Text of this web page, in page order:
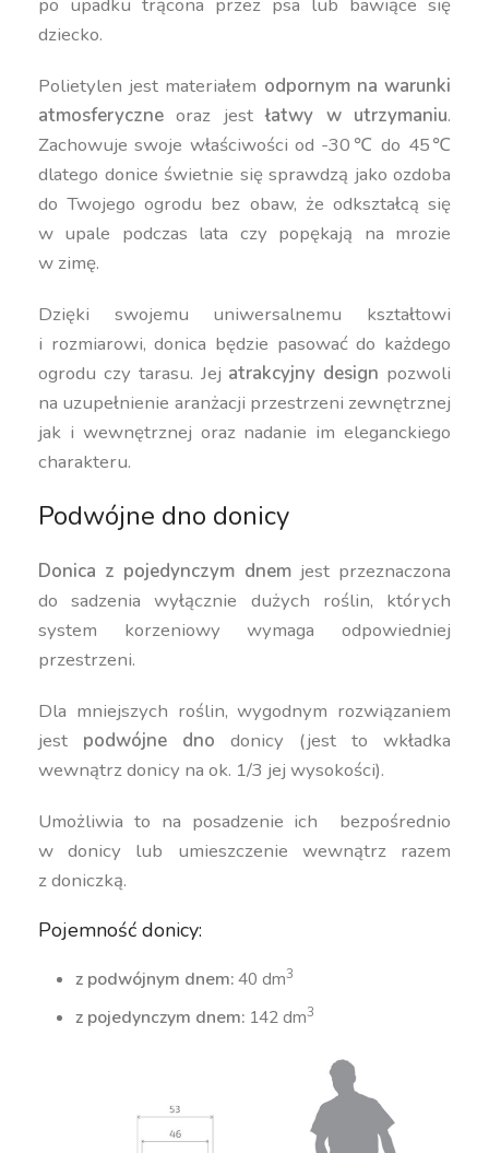
dziecko.
Polietylen jest materiałem odpornym na warunki
atmosferyczne oraz jestłatwy w utrzymaniu.
Zachowuje swoje właściwości od -30℃ do 45℃
dlatego donice świetnie się sprawdzą jako ozdoba
do Twojego ogrodu bez obaw, że odkształcą się
w upale podczas lata czy popękają na mrozie
w zimę.
Dzięki swojemu uniwersalnemu kształtowi
i rozmiarowi, donica będzie pasować do każdego
ogrodu czy tarasu. Jej atrakcyjny design pozwoli
na uzupełnienie aranżacji przestrzeni zewnętrznej
jak i wewnętrznej oraz nadanie im eleganckiego
charakteru.
Podwójne dno donicy
Donica z pojedynczym dnemjest przeznaczona
do sadzenia wyłącznie dużych roślin, których
system korzeniowy wymaga odpowiedniej
przestrzeni.
Dla mniejszych roślin, wygodnym rozwiązaniem
jest podwójne dno donicy (jest to wkładka
wewnątrz donicy na ok. 1/3 jej wysokości).
Umożliwia to na posadzenie ich bezpośrednio
w donicy lub umieszczenie wewnątrz razem
z doniczką.
Pojemność donicy:
z podwójnym dnem:40 dm3
z pojedynczym dnem: 142 dm3